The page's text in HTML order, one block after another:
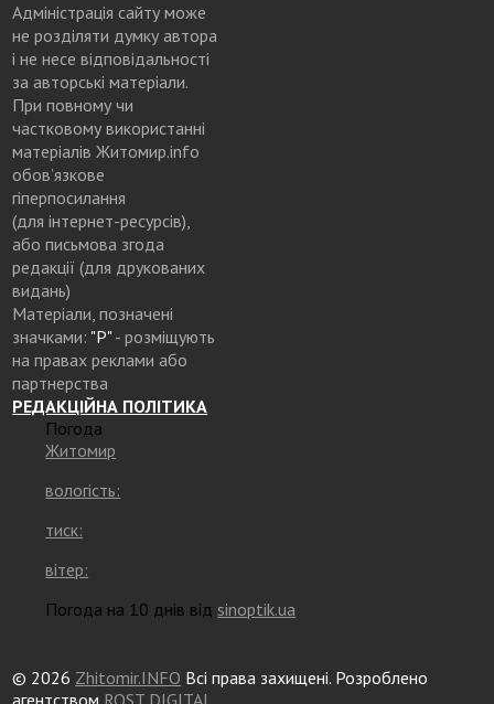
Адміністрація сайту може
не розділяти думку автора
і не несе відповідальності
за авторські матеріали.
При повному чи
частковому використанні
матеріалів Житомир.info
обов’язкове
гіперпосилання
(для інтернет-ресурсів),
або письмова згода
редакції (для друкованих
видань)
Матеріали, позначені
значками: "Р"- розміщують
на правах реклами або
партнерства
РЕДАКЦІЙНА ПОЛІТИКА
Погода
Житомир
вологість:
тиск:
вітер:
Погода на 10 днів відsinoptik.ua
© 2026 Zhitomir.INFO Всі права захищені. Розроблено